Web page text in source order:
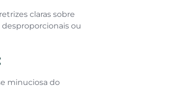
claras sobre
ou
minuciosa do